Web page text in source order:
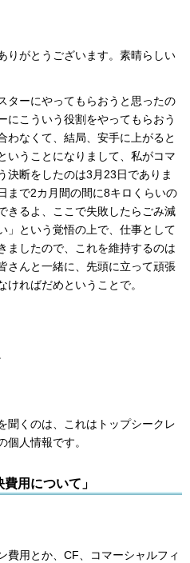
りがとうございます。素晴らしい
ターにやってもらおうと思ったの
にこういう役割をやってもらおう
わなくて、結局、安手に上がると
いうことになりまして、私がコマ
決断をしたのは3月23日でありま
まで2カ月間の間に8キロくらいの
きるよ、ここで失敗したらごみ減
」という覚悟の上で、仕事として
ましたので、これを維持するのは
さんと一緒に、先頭に立って頑張
ればだめということで。
聞くのは、これはトップシークレ
個人情報です。
用について」
費用とか、CF、コマーシャルフィ